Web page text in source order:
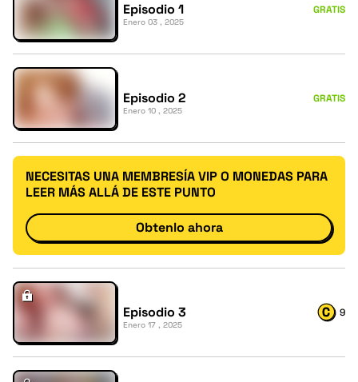
Episodio 1
Enero 03 , 2025
GRATIS
Episodio 2
Enero 10 , 2025
GRATIS
NECESITAS UNA MEMBRESÍA VIP O MONEDAS PARA
LEER MÁS ALLÁ DE ESTE PUNTO
Obtenlo ahora
Episodio 3
Enero 17 , 2025
9